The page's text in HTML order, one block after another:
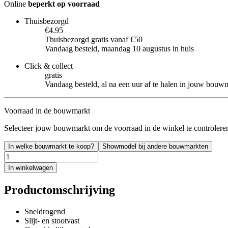
Online beperkt op voorraad
Thuisbezorgd
€4.95
Thuisbezorgd gratis vanaf €50
Vandaag besteld, maandag 10 augustus in huis
Click & collect
gratis
Vandaag besteld, al na een uur af te halen in jouw
Voorraad in de bouwmarkt
Selecteer jouw bouwmarkt om de voorraad in de winkel te
In welke bouwmarkt te koop? Showmodel bij andere bouwmarkten
In winkelwagen
Productomschrijving
Sneldrogend
Slijt- en stootvast